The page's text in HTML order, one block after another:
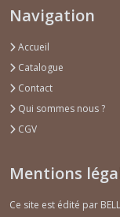
Navigation
Accueil
Catalogue
Contact
Qui sommes nous ?
CGV
Mentions
Ce site est édité par